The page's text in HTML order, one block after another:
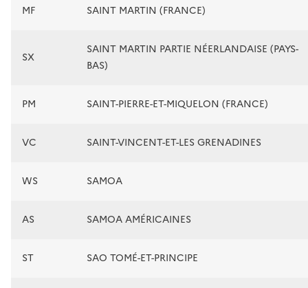
MF SAINT MARTIN (FRANCE)
SX
SAINT MARTIN PARTIE NÉERLANDAISE (PAYS-
BAS)
PM SAINT-PIERRE-ET-MIQUELON (FRANCE)
VC SAINT-VINCENT-ET-LES GRENADINES
WS SAMOA
AS SAMOA AMÉRICAINES
ST SAO TOMÉ-ET-PRINCIPE